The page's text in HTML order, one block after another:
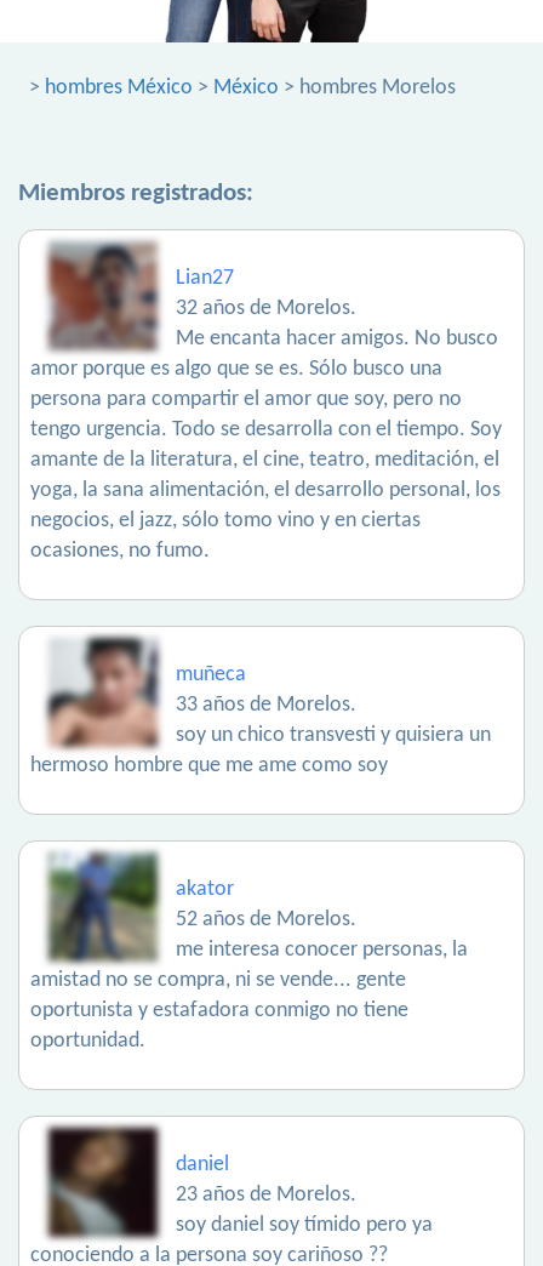
> hombres México > México > hombres Morelos
Miembros registrados:
Lian27
32 años de Morelos.
Me encanta hacer amigos. No busco
amor porque es algo que se es. Sólo busco una
persona para compartir el amor que soy, pero no
tengo urgencia. Todo se desarrolla con el tiempo. Soy
amante de la literatura, el cine, teatro, meditación, el
yoga, la sana alimentación, el desarrollo personal, los
negocios, el jazz, sólo tomo vino y en ciertas
ocasiones, no fumo.
muñeca
33 años de Morelos.
soy un chico transvesti y quisiera un
hermoso hombre que me ame como soy
akator
52 años de Morelos.
me interesa conocer personas, la
amistad no se compra, ni se vende... gente
oportunista y estafadora conmigo no tiene
oportunidad.
daniel
23 años de Morelos.
soy daniel soy tímido pero ya
conociendo a la persona soy cariñoso ??